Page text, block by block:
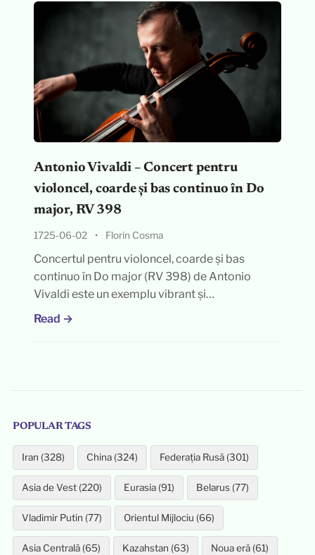
Antonio Vivaldi – Concert pentru
violoncel, coarde și bas continuo în Do
major, RV 398
1725-06-02 • Florin Cosma
Concertul pentru violoncel, coarde și bas
continuo în Do major (RV 398) de Antonio
Vivaldi este un exemplu vibrant și…
Read →
POPULAR TAGS
Iran (328) China (324) Federația Rusă (301)
Asia de Vest (220) Eurasia (91) Belarus (77)
Vladimir Putin (77) Orientul Mijlociu (66)
Asia Centrală (65) Kazahstan (63) Noua eră (61)